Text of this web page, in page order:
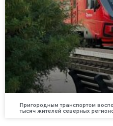
Пригородным транспортом
тысяч жителей северных